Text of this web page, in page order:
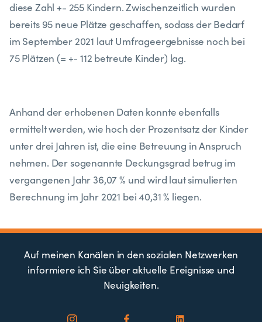
diese Zahl +- 255 Kindern. Zwischenzeitlich wurden
bereits 95 neue Plätze geschaffen, sodass der Bedarf
im September 2021 laut Umfrageergebnisse noch bei
75 Plätzen (= +- 112 betreute Kinder) lag.
Anhand der erhobenen Daten konnte ebenfalls
ermittelt werden, wie hoch der Prozentsatz der Kinder
unter drei Jahren ist, die eine Betreuung in Anspruch
nehmen. Der sogenannte Deckungsgrad betrug im
vergangenen Jahr 36,07 % und wird laut simulierten
Berechnung im Jahr 2021 bei 40,31 % liegen.
Auf meinen Kanälen in den sozialen Netzwerken
informiere ich Sie über aktuelle Ereignisse und
Neuigkeiten.